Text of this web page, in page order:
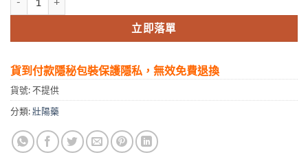
立即落單
貨到付款隱秘包裝保護隱私，無效免費退換
貨號:不提供
分類:壯陽藥